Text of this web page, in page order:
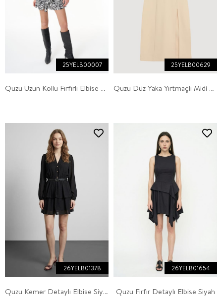
Quzu Uzun Kollu Fırfırlı Elbise Siyah
25YELB00007
Quzu Düz Yaka Yırtmaçlı Midi Elbise Taş
25YELB00629
Quzu Kemer Detaylı Elbise Siyah
26YELB01378
Quzu Fırfır Detaylı Elbise Siyah
26YELB01654